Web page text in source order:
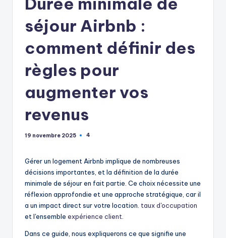
séjour Airbnb :
comment définir des
règles pour
augmenter vos
revenus
19 novembre 2025 4
Gérer un logement Airbnb implique de nombreuses
décisions importantes, et la définition de la durée
minimale de séjour en fait partie. Ce choix nécessite une
réflexion approfondie et une approche stratégique, car il
a un impact direct sur votre location. taux d'occupation
et l'ensemble expérience client
Dans ce guide, nous expliquerons ce que signifie une